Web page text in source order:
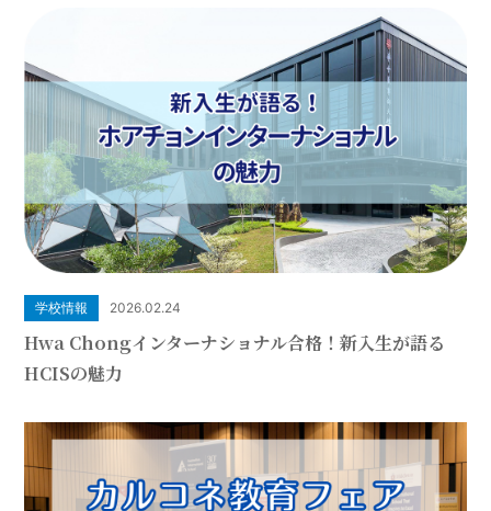
学校情報 2026.02.24
Hwa Chongインターナショナル合格！新入生が語る
HCISの魅力